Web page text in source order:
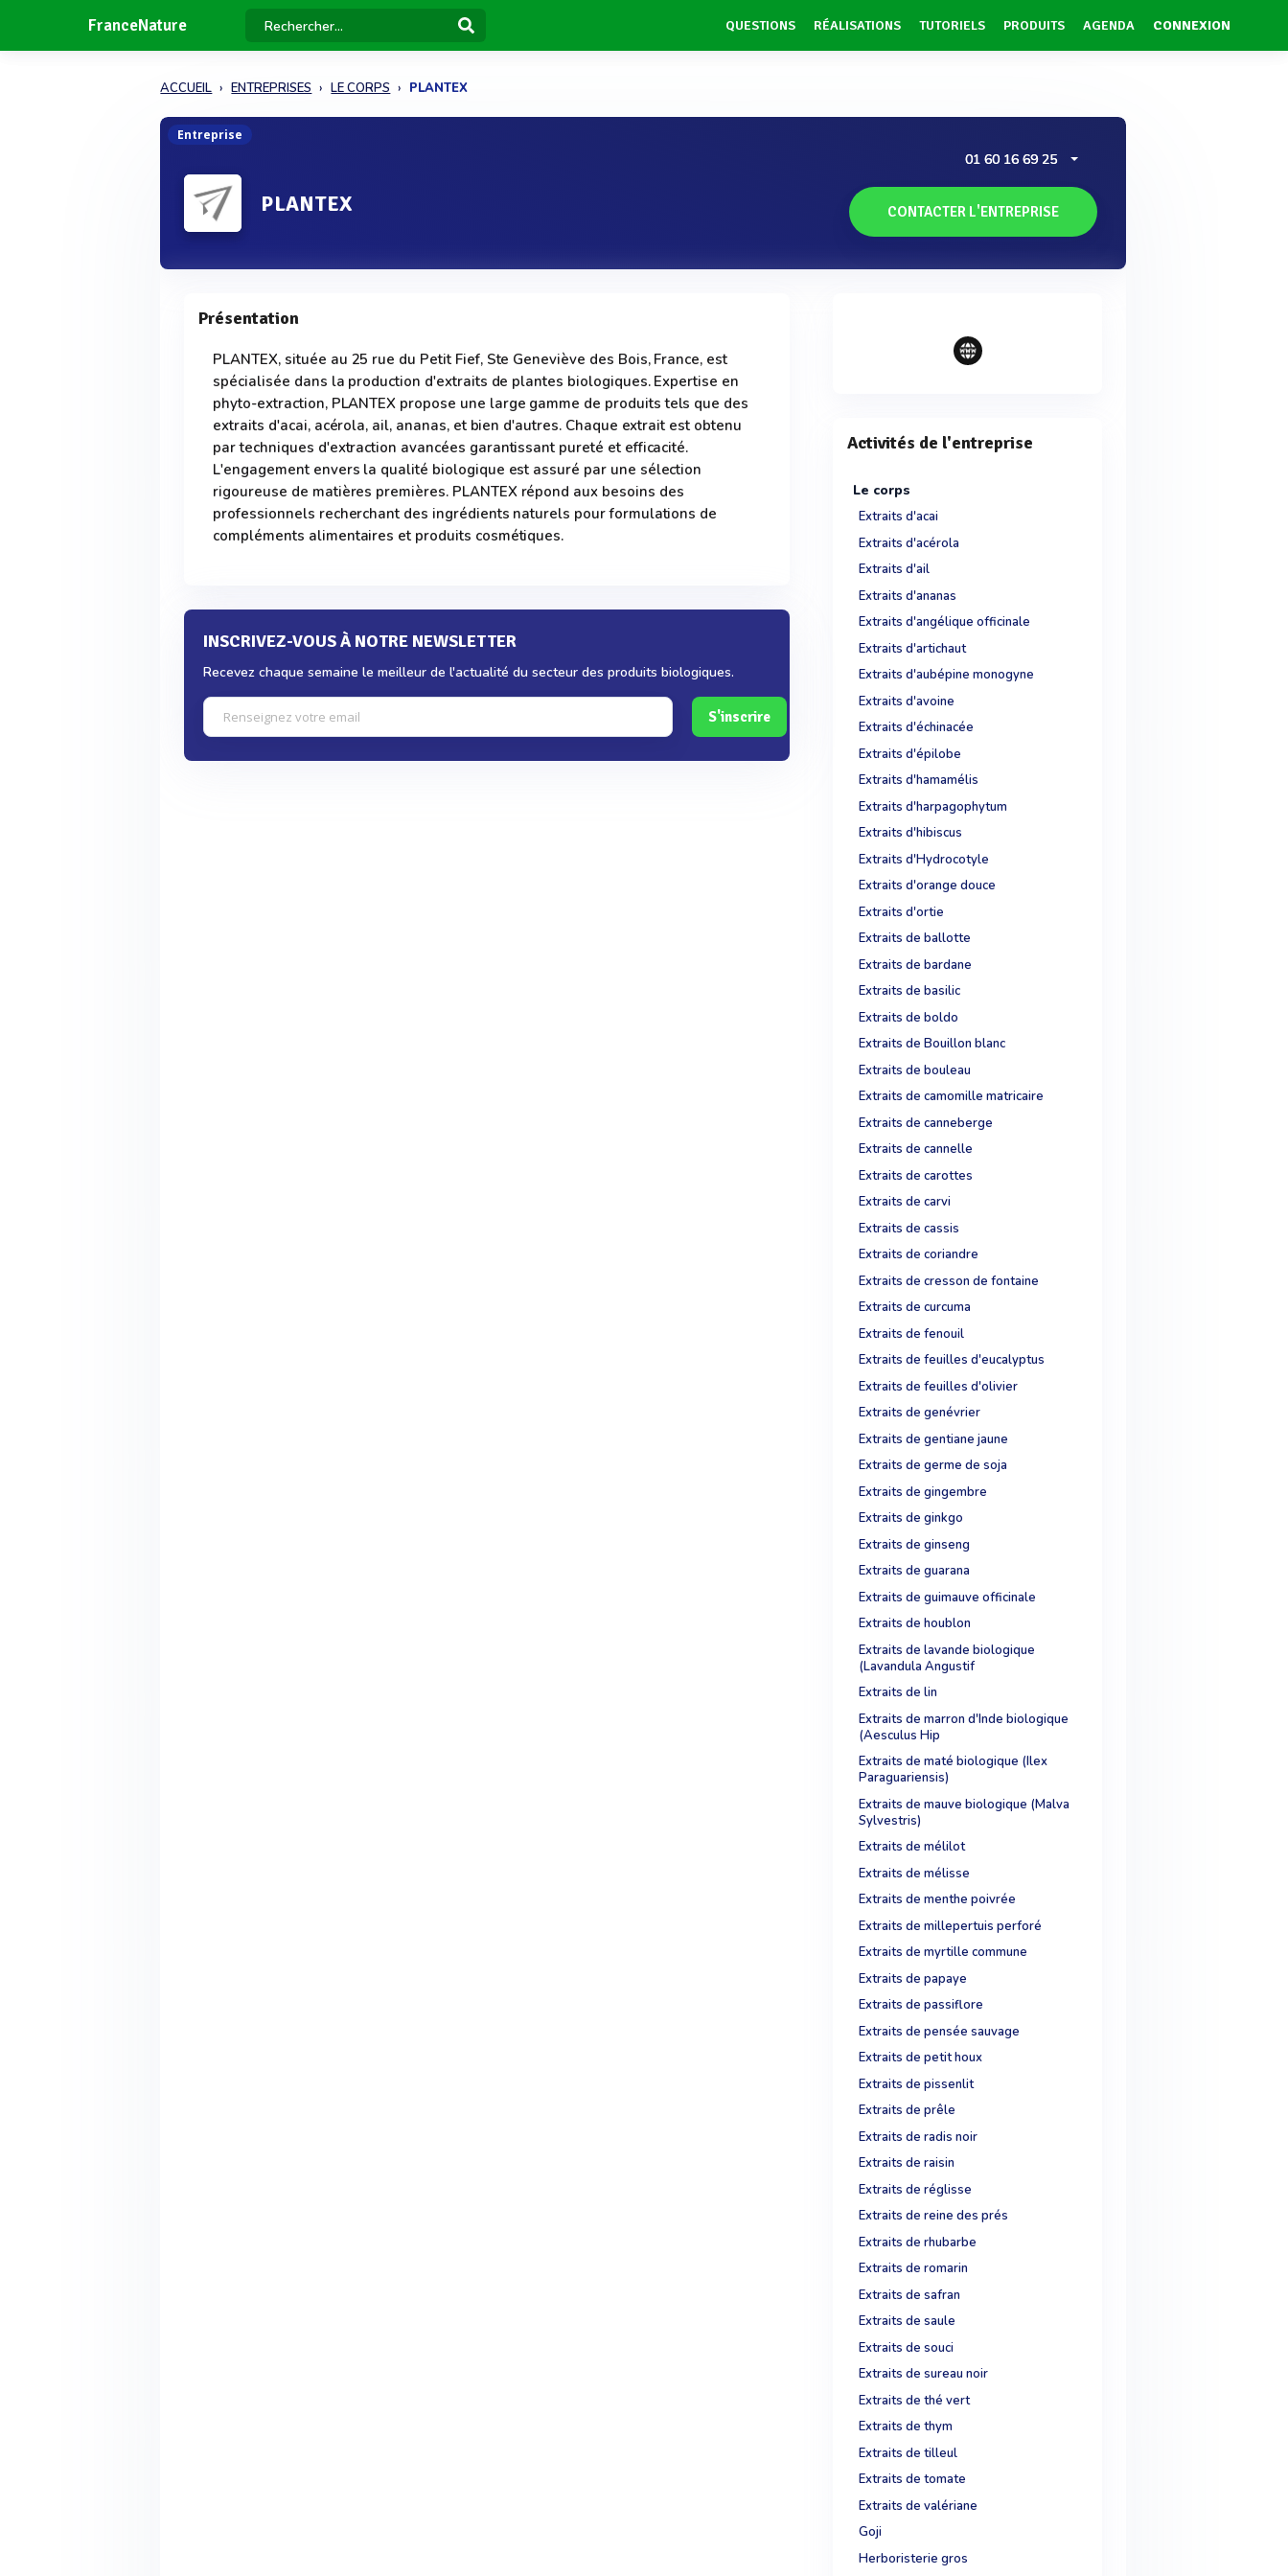
FranceNature QUESTIONS RÉALISATIONS TUTORIELS PRODUITS AGENDA CONNEXION
ACCUEIL ENTREPRISES LE CORPS PLANTEX
Entreprise
PLANTEX
01 60 16 69 25
CONTACTER L'ENTREPRISE
Présentation
PLANTEX, située au 25 rue du Petit Fief, Ste Geneviève des Bois, France, est
spécialisée dans la production d'extraits de plantes biologiques. Expertise en
phyto-extraction, PLANTEX propose une large gamme de produits tels que des
extraits d'acai, acérola, ail, ananas, et bien d'autres. Chaque extrait est obtenu
par techniques d'extraction avancées garantissant pureté et efficacité.
L'engagement envers la qualité biologique est assuré par une sélection
rigoureuse de matières premières. PLANTEX répond aux besoins des
professionnels recherchant des ingrédients naturels pour formulations de
compléments alimentaires et produits cosmétiques.
INSCRIVEZ-VOUS À NOTRE NEWSLETTER
Recevez chaque semaine le meilleur de l'actualité du secteur des produits biologiques.
S'inscrire
Activités de l'entreprise
Le corps
Extraits d'acai
Extraits d'acérola
Extraits d'ail
Extraits d'ananas
Extraits d'angélique officinale
Extraits d'artichaut
Extraits d'aubépine monogyne
Extraits d'avoine
Extraits d'échinacée
Extraits d'épilobe
Extraits d'hamamélis
Extraits d'harpagophytum
Extraits d'hibiscus
Extraits d'Hydrocotyle
Extraits d'orange douce
Extraits d'ortie
Extraits de ballotte
Extraits de bardane
Extraits de basilic
Extraits de boldo
Extraits de Bouillon blanc
Extraits de bouleau
Extraits de camomille matricaire
Extraits de canneberge
Extraits de cannelle
Extraits de carottes
Extraits de carvi
Extraits de cassis
Extraits de coriandre
Extraits de cresson de fontaine
Extraits de curcuma
Extraits de fenouil
Extraits de feuilles d'eucalyptus
Extraits de feuilles d'olivier
Extraits de genévrier
Extraits de gentiane jaune
Extraits de germe de soja
Extraits de gingembre
Extraits de ginkgo
Extraits de ginseng
Extraits de guarana
Extraits de guimauve officinale
Extraits de houblon
Extraits de lavande biologique
(Lavandula Angustif
Extraits de lin
Extraits de marron d'Inde biologique
(Aesculus Hip
Extraits de maté biologique (Ilex
Paraguariensis)
Extraits de mauve biologique (Malva
Sylvestris)
Extraits de mélilot
Extraits de mélisse
Extraits de menthe poivrée
Extraits de millepertuis perforé
Extraits de myrtille commune
Extraits de papaye
Extraits de passiflore
Extraits de pensée sauvage
Extraits de petit houx
Extraits de pissenlit
Extraits de prêle
Extraits de radis noir
Extraits de raisin
Extraits de réglisse
Extraits de reine des prés
Extraits de rhubarbe
Extraits de romarin
Extraits de safran
Extraits de saule
Extraits de souci
Extraits de sureau noir
Extraits de thé vert
Extraits de thym
Extraits de tilleul
Extraits de tomate
Extraits de valériane
Goji
Herboristerie gros